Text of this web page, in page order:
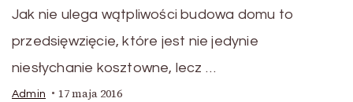
Jak nie ulega wątpliwości budowa domu to
przedsięwzięcie, które jest nie jedynie
niesłychanie kosztowne, lecz …
Admin 17 maja 2016